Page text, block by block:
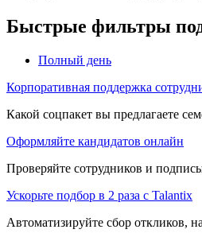
Быстрые фильтры
Полный день
Корпоративная поддержка
Какой соцпакет вы предлагаете
Оформляйте кандидатов онлайн
Проверяйте сотрудников и
Ускорьте подбор в 2 раза с Talantix
Автоматизируйте сбор откликов,